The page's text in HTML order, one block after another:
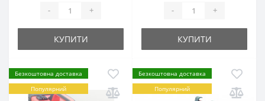
- +
КУПИТИ
- +
КУПИТИ
Безкоштовна доставка
Популярний
Безкоштовна доставка
Популярний